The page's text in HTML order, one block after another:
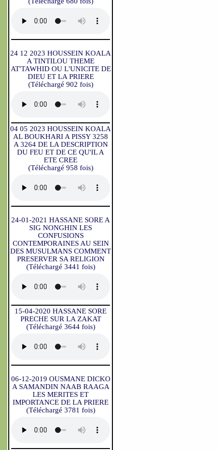
24 12 2023 HOUSSEIN KOALA
A TINTILOU THEME
AT'TAWHID OU L'UNICITE DE
DIEU ET LA PRIERE
(Téléchargé 902 fois)
04 05 2023 HOUSSEIN KOALA
AL BOUKHARI A PISSY 3258
A 3264 DE LA DESCRIPTION
DU FEU ET DE CE QU'IL A
ETE CREE
(Téléchargé 958 fois)
24-01-2021 HASSANE SORE A
SIG NONGHIN LES
CONFUSIONS
CONTEMPORAINES AU SEIN
DES MUSULMANS COMMENT
PRESERVER SA RELIGION
(Téléchargé 3441 fois)
15-04-2020 HASSANE SORE
PRECHE SUR LA ZAKAT
(Téléchargé 3644 fois)
06-12-2019 OUSMANE DICKO
A SAMANDIN NAAB RAAGA
LES MERITES ET
IMPORTANCE DE LA PRIERE
(Téléchargé 3781 fois)